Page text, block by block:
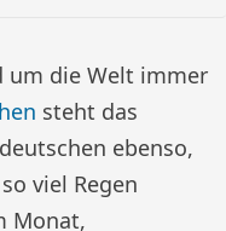
um die Welt immer
steht das
ebenso,
viel Regen
Monat,